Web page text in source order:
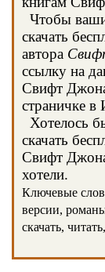
Чтобы
скачать
автора
ссылку на
Свифт
страничке в
Хотелось
скачать
Свифт
хотели.
Ключевые
версии,
скачать,